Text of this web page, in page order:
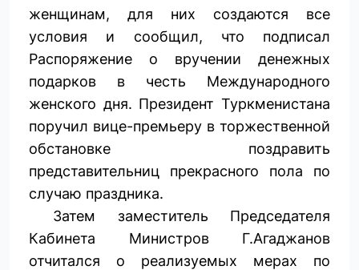
женщинам, для них создаются все
условия и сообщил, что подписал
Распоряжение о вручении денежных
подарков в честь Международного
женского дня. Президент Туркменистана
поручил вице-премьеру в торжественной
обстановке поздравить
представительниц прек­расного пола по
случаю праздника.
Затем заместитель Председателя
Кабинета Министров Г.Агаджанов
отчитался о реализуемых мерах по